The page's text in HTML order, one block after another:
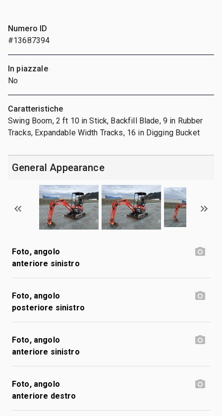
Numero ID
#13687394
In piazzale
No
Caratteristiche
Swing Boom, 2 ft 10 in Stick, Backfill Blade, 9 in Rubber
Tracks, Expandable Width Tracks, 16 in Digging Bucket
General Appearance
Foto, angolo
anteriore sinistro
Foto, angolo
posteriore sinistro
Foto, angolo
anteriore sinistro
Foto, angolo
anteriore destro